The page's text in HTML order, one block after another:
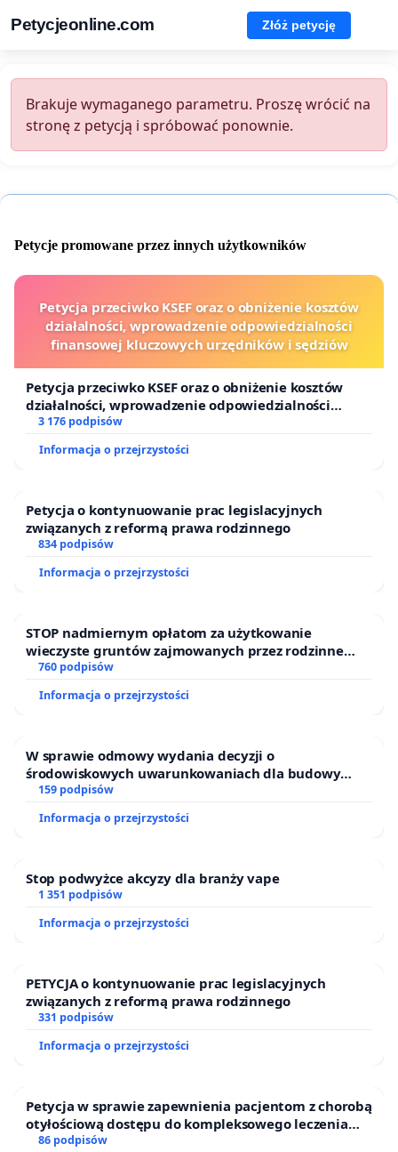
Petycjeonline.com Złóż petycję
Brakuje wymaganego parametru. Proszę wrócić na
stronę z petycją i spróbować ponownie.
Petycje promowane przez innych użytkowników
Petycja przeciwko KSEF oraz o obniżenie kosztów
działalności, wprowadzenie odpowiedzialności
finansowej kluczowych urzędników i sędziów
Petycja przeciwko KSEF oraz o obniżenie kosztów
działalności, wprowadzenie odpowiedzialności
finansowej kluczowych urzędników i sędziów
3 176 podpisów
Informacja o przejrzystości
Petycja o kontynuowanie prac legislacyjnych
związanych z reformą prawa rodzinnego
834 podpisów
Informacja o przejrzystości
STOP nadmiernym opłatom za użytkowanie
wieczyste gruntów zajmowanych przez rodzinne
ogrody działkowe.
760 podpisów
Informacja o przejrzystości
W sprawie odmowy wydania decyzji o
środowiskowych uwarunkowaniach dla budowy
zakładu wytwarzania biometanu „Krynki” w
Ostrowiu Południowym oraz ochrony mieszkańców i
Puszczy Knyszyńskiej
159 podpisów
Informacja o przejrzystości
Stop podwyżce akcyzy dla branży vape
1 351 podpisów
Informacja o przejrzystości
PETYCJA o kontynuowanie prac legislacyjnych
związanych z reformą prawa rodzinnego
331 podpisów
Informacja o przejrzystości
Petycja w sprawie zapewnienia pacjentom z chorobą
otyłościową dostępu do kompleksowego leczenia
oraz programów profilaktycznych.
86 podpisów